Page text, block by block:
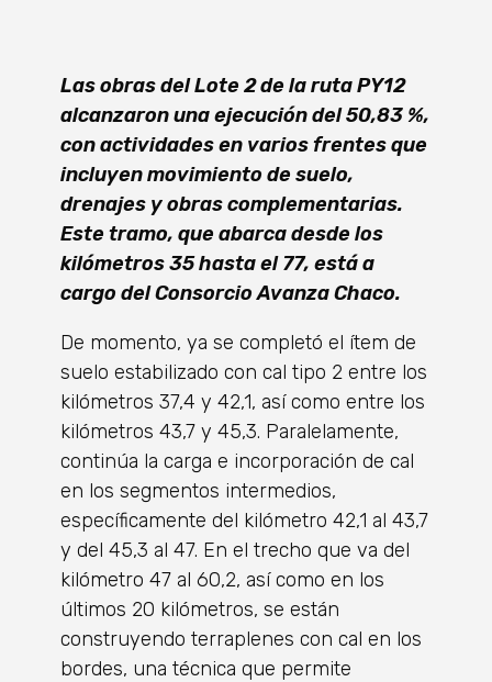
Las obras del Lote 2 de la ruta PY12
alcanzaron una ejecución del 50,83 %,
con actividades en varios frentes que
incluyen movimiento de suelo,
drenajes y obras complementarias.
Este tramo, que abarca desde los
kilómetros 35 hasta el 77, está a
cargo del Consorcio Avanza Chaco.
De momento, ya se completó el ítem de
suelo estabilizado con cal tipo 2 entre los
kilómetros 37,4 y 42,1, así como entre los
kilómetros 43,7 y 45,3. Paralelamente,
continúa la carga e incorporación de cal
en los segmentos intermedios,
específicamente del kilómetro 42,1 al 43,7
y del 45,3 al 47. En el trecho que va del
kilómetro 47 al 60,2, así como en los
últimos 20 kilómetros, se están
construyendo terraplenes con cal en los
bordes, una técnica que permite